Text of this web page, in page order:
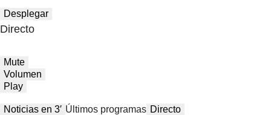
Desplegar
Directo
Mute
Volumen
Play
Noticias en 3′ Últimos programas Directo